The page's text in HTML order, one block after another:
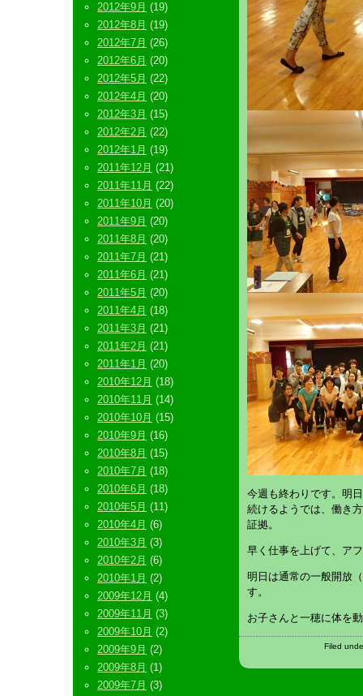
今週も終わりです。明
続けるようでは、働き
証拠。
早く仕事を上げて、ア
明日は通常の一般開放
す。
お子さんと一穂に体を
Filed
2012年9月 (19)
2012年8月 (19)
2012年7月 (26)
2012年6月 (20)
2012年5月 (22)
2012年4月 (20)
2012年3月 (15)
2012年2月 (22)
2012年1月 (19)
2011年12月 (21)
2011年11月 (22)
2011年10月 (20)
2011年9月 (20)
2011年8月 (20)
2011年7月 (21)
2011年6月 (21)
2011年5月 (20)
2011年4月 (18)
2011年3月 (21)
2011年2月 (21)
2011年1月 (20)
2010年12月 (18)
2010年11月 (14)
2010年10月 (15)
2010年9月 (16)
2010年8月 (15)
2010年7月 (18)
2010年6月 (18)
2010年5月 (11)
2010年4月 (6)
2010年3月 (3)
2010年2月 (6)
2010年1月 (2)
2009年12月 (4)
2009年11月 (3)
2009年10月 (2)
2009年9月 (2)
2009年8月 (1)
2009年7月 (3)